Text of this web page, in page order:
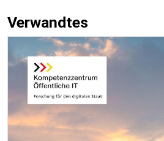
Verwandtes